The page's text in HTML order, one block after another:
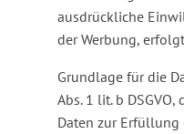
ausdrückliche
der Werbung,
Grundlage für die
Abs. 1 lit. b
Daten zur Erfüllung